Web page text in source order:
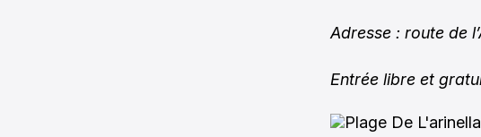
Adresse : route de
Entrée libre et